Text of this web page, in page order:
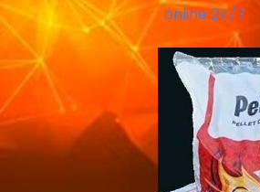
online 24/7